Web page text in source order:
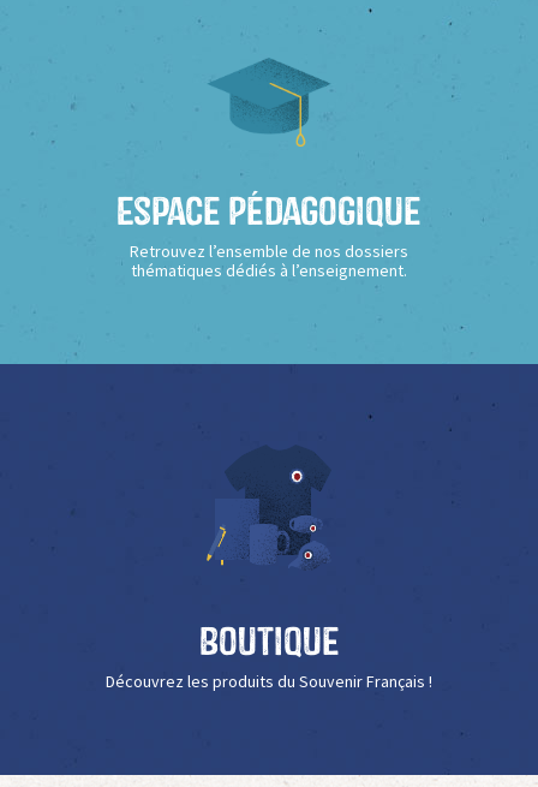
Espace Pédagogique
Retrouvez l’ensemble de nos dossiers
thématiques dédiés à l’enseignement.
Boutique
Découvrez les produits du Souvenir Français !